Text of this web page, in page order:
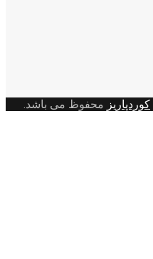
کوردپاریز محفوظ می باشد.